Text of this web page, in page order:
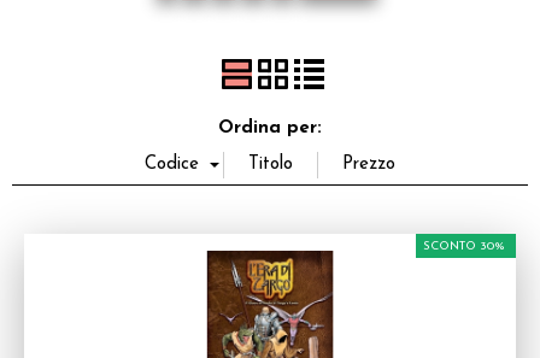
Giocattoli e Gadget
Ordina per:
SCONTO 30%